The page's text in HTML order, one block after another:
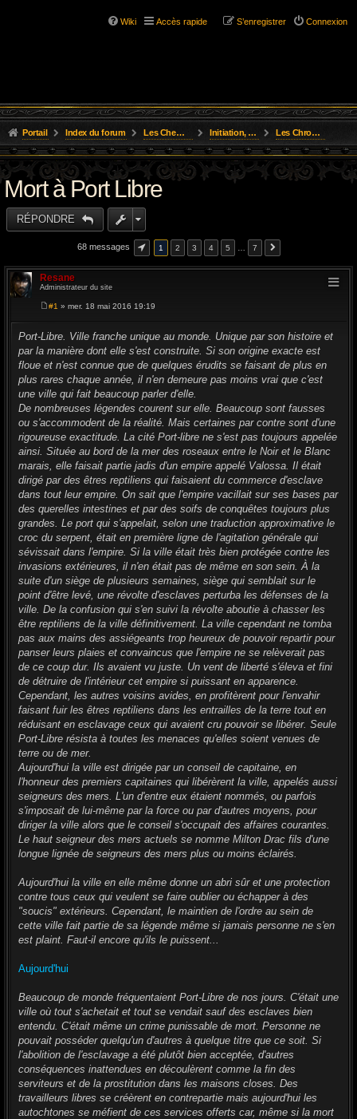
Wiki Accès rapide Connexion
S’enregistrer
Portail Index du forum Les Chemins de L'Aventure Initiation, Scénarios Courts Les Chroniques des Aventures
Mort à Port Libre
RÉPONDRE
68 messages 1 2 3 4 5 7
Resane
Administrateur du site
s
s
a
g
e
#1 » mer. 18 mai 2016 19:19
Port-Libre. Ville franche unique au monde. Unique par son histoire et
par la manière dont elle s'est construite. Si son origine exacte est
floue et n'est connue que de quelques érudits se faisant de plus en
plus rares chaque année, il n'en demeure pas moins vrai que c'est
une ville qui fait beaucoup parler d'elle.
De nombreuses légendes courent sur elle. Beaucoup sont fausses
ou s'accommodent de la réalité. Mais certaines par contre sont d'une
rigoureuse exactitude. La cité Port-libre ne s'est pas toujours appelée
ainsi. Située au bord de la mer des roseaux entre le Noir et le Blanc
marais, elle faisait partie jadis d'un empire appelé Valossa. Il était
dirigé par des êtres reptiliens qui faisaient du commerce d'esclave
dans tout leur empire. On sait que l'empire vacillait sur ses bases par
des querelles intestines et par des soifs de conquêtes toujours plus
grandes. Le port qui s'appelait, selon une traduction approximative le
croc du serpent, était en première ligne de l'agitation générale qui
sévissait dans l'empire. Si la ville était très bien protégée contre les
invasions extérieures, il n'en était pas de même en son sein. À la
suite d'un siège de plusieurs semaines, siège qui semblait sur le
point d'être levé, une révolte d'esclaves perturba les défenses de la
ville. De la confusion qui s'en suivi la révolte aboutie à chasser les
être reptiliens de la ville définitivement. La ville cependant ne tomba
pas aux mains des assiégeants trop heureux de pouvoir repartir pour
panser leurs plaies et convaincus que l'empire ne se relèverait pas
de ce coup dur. Ils avaient vu juste. Un vent de liberté s'éleva et fini
de détruire de l'intérieur cet empire si puissant en apparence.
Cependant, les autres voisins avides, en profitèrent pour l'envahir
faisant fuir les êtres reptiliens dans les entrailles de la terre tout en
réduisant en esclavage ceux qui avaient cru pouvoir se libérer. Seule
Port-Libre résista à toutes les menaces qu'elles soient venues de
terre ou de mer.
Aujourd'hui la ville est dirigée par un conseil de capitaine, en
l'honneur des premiers capitaines qui libérèrent la ville, appelés aussi
seigneurs des mers. L'un d'entre eux étaient nommés, ou parfois
s'imposait de lui-même par la force ou par d'autres moyens, pour
diriger la ville alors que le conseil s'occupait des affaires courantes.
Le haut seigneur des mers actuels se nomme Milton Drac fils d'une
longue lignée de seigneurs des mers plus ou moins éclairés.
Aujourd'hui la ville en elle même donne un abri sûr et une protection
contre tous ceux qui veulent se faire oublier ou échapper à des
"soucis" extérieurs. Cependant, le maintien de l'ordre au sein de
cette ville fait partie de sa légende même si jamais personne ne s'en
est plaint. Faut-il encore qu'ils le puissent...
Aujourd'hui
Beaucoup de monde fréquentaient Port-Libre de nos jours. C'était une
ville où tout s'achetait et tout se vendait sauf des esclaves bien
entendu. C'était même un crime punissable de mort. Personne ne
pouvait posséder quelqu'un d'autres à quelque titre que ce soit. Si
l'abolition de l'esclavage a été plutôt bien acceptée, d'autres
conséquences inattendues en découlèrent comme la fin des
serviteurs et de la prostitution dans les maisons closes. Des
travailleurs libres se créèrent en contrepartie mais aujourd'hui les
autochtones se méfient de ces services offerts car, même si la mort